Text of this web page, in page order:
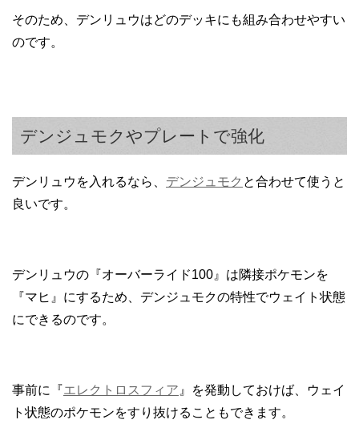
そのため、デンリュウはどのデッキにも組み合わせやすい
のです。
デンジュモクやプレートで強化
デンリュウを入れるなら、 デンジュモク と合わせて使うと
良いです。
デンリュウの『オーバーライド100』は隣接ポケモンを
『マヒ』にするため、デンジュモクの特性でウェイト状態
にできるのです。
事前に『エレクトロスフィア 』を発動しておけば、ウェイ
ト状態のポケモンをすり抜けることもできます。